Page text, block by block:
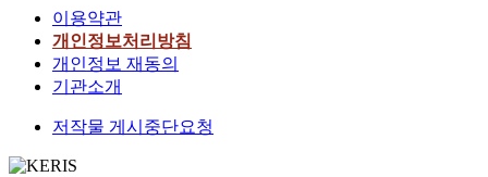
이용약관
개인정보처리방침
개인정보 재동의
기관소개
저작물 게시중단요청